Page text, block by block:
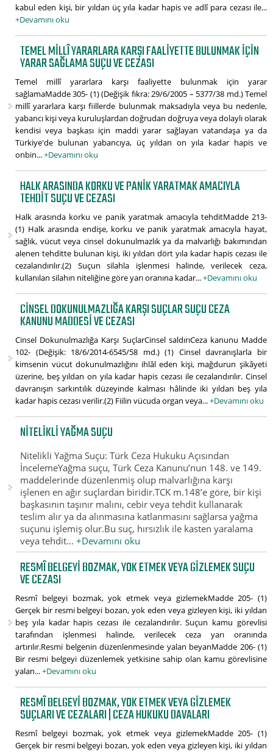
kabul eden kişi, bir yıldan üç yıla kadar hapis ve adlî para cezası ile...
+Devamını oku
TEMEL MILLÎ YARARLARA KARŞI FAALIYETTE BULUNMAK IÇIN
YARAR SAĞLAMA SUÇU VE CEZASI
Temel millî yararlara karşı faaliyette bulunmak için yarar
sağlamaMadde 305- (1) (Değişik fıkra: 29/6/2005 – 5377/38 md.) Temel
millî yararlara karşı fiillerde bulunmak maksadıyla veya bu nedenle,
yabancı kişi veya kuruluşlardan doğrudan doğruya veya dolaylı olarak
kendisi veya başkası için maddi yarar sağlayan vatandaşa ya da
Türkiye'de bulunan yabancıya, üç yıldan on yıla kadar hapis ve
onbin...+Devamını oku
HALK ARASINDA KORKU VE PANIK YARATMAK AMACIYLA
TEHDIT SUÇU VE CEZASI
Halk arasında korku ve panik yaratmak amacıyla tehditMadde 213-
(1) Halk arasında endişe, korku ve panik yaratmak amacıyla hayat,
sağlık, vücut veya cinsel dokunulmazlık ya da malvarlığı bakımından
alenen tehditte bulunan kişi, iki yıldan dört yıla kadar hapis cezası ile
cezalandırılır.(2) Suçun silahla işlenmesi halinde, verilecek ceza,
kullanılan silahın niteliğine göre yarı oranına kadar...+Devamını oku
CINSEL DOKUNULMAZLIĞA KARŞI SUÇLAR SUÇU CEZA
KANUNU MADDESI VE CEZASI
Cinsel Dokunulmazlığa Karşı SuçlarCinsel saldırıCeza kanunu Madde
102- (Değişik: 18/6/2014-6545/58 md.) (1) Cinsel davranışlarla bir
kimsenin vücut dokunulmazlığını ihlâl eden kişi, mağdurun şikâyeti
üzerine, beş yıldan on yıla kadar hapis cezası ile cezalandırılır. Cinsel
davranışın sarkıntılık düzeyinde kalması hâlinde iki yıldan beş yıla
kadar hapis cezası verilir.(2) Fiilin vücuda organ veya...+Devamını oku
NITELIKLI YAĞMA SUÇU
Nitelikli Yağma Suçu: Türk Ceza Hukuku Açısından
İncelemeYağma suçu, Türk Ceza Kanunu’nun 148. ve 149.
maddelerinde düzenlenmiş olup malvarlığına karşı
işlenen en ağır suçlardan biridir.TCK m.148’e göre, bir kişi
başkasının taşınır malını, cebir veya tehdit kullanarak
teslim alır ya da alınmasına katlanmasını sağlarsa yağma
suçunu işlemiş olur.Bu suç, hırsızlık ile kasten yaralama
veya tehdit...+Devamını oku
RESMÎ BELGEYI BOZMAK, YOK ETMEK VEYA GIZLEMEK SUÇU
VE CEZASI
Resmî belgeyi bozmak, yok etmek veya gizlemekMadde 205- (1)
Gerçek bir resmi belgeyi bozan, yok eden veya gizleyen kişi, iki yıldan
beş yıla kadar hapis cezası ile cezalandırılır. Suçun kamu görevlisi
tarafından işlenmesi halinde, verilecek ceza yarı oranında
artırılır.Resmi belgenin düzenlenmesinde yalan beyanMadde 206- (1)
Bir resmi belgeyi düzenlemek yetkisine sahip olan kamu görevlisine
yalan...+Devamını oku
RESMÎ BELGEYI BOZMAK, YOK ETMEK VEYA GIZLEMEK
SUÇLARI VE CEZALARI | CEZA HUKUKU DAVALARI
Resmî belgeyi bozmak, yok etmek veya gizlemekMadde 205- (1)
Gerçek bir resmi belgeyi bozan, yok eden veya gizleyen kişi, iki yıldan